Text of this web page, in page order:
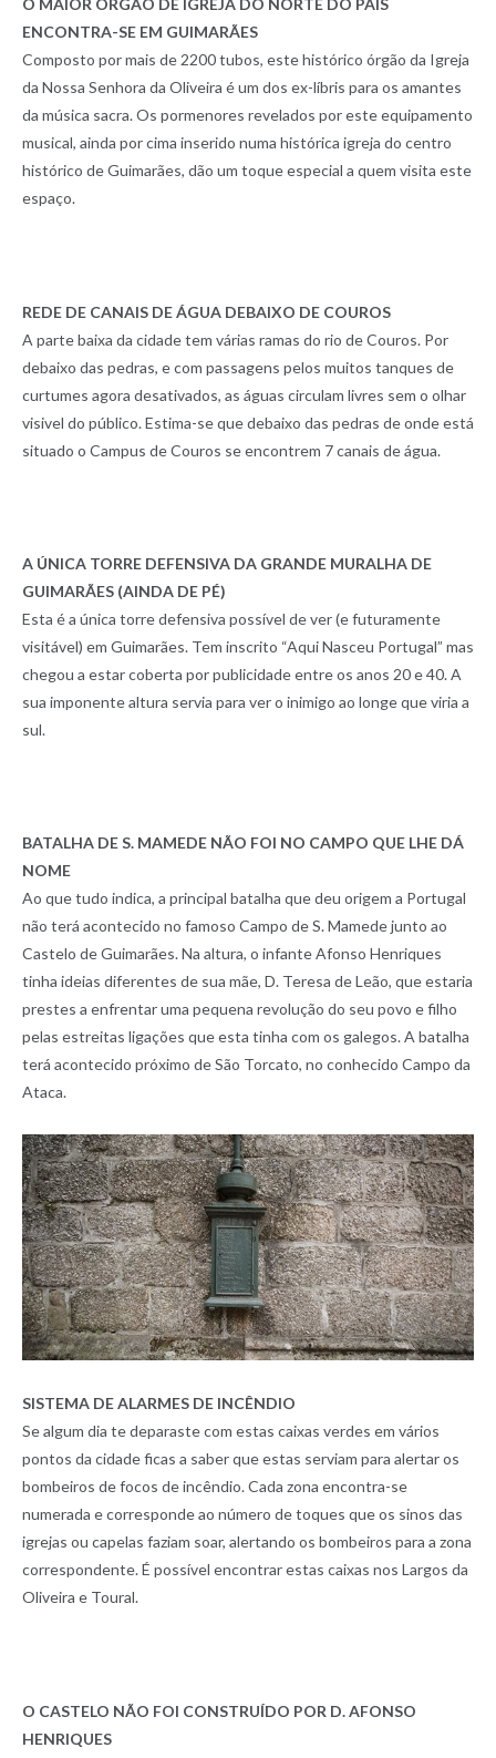
O MAIOR ÓRGÃO DE IGREJA DO NORTE DO PAÍS
ENCONTRA-SE EM GUIMARÃES
Composto por mais de 2200 tubos, este histórico órgão da Igreja
da Nossa Senhora da Oliveira é um dos ex-líbris para os amantes
da música sacra. Os pormenores revelados por este equipamento
musical, ainda por cima inserido numa histórica igreja do centro
histórico de Guimarães, dão um toque especial a quem visita este
espaço.
REDE DE CANAIS DE ÁGUA DEBAIXO DE COUROS
A parte baixa da cidade tem várias ramas do rio de Couros. Por
debaixo das pedras, e com passagens pelos muitos tanques de
curtumes agora desativados, as águas circulam livres sem o olhar
visivel do público. Estima-se que debaixo das pedras de onde está
situado o Campus de Couros se encontrem 7 canais de água.
A ÚNICA TORRE DEFENSIVA DA GRANDE MURALHA DE
GUIMARÃES (AINDA DE PÉ)
Esta é a única torre defensiva possível de ver (e futuramente
visitável) em Guimarães. Tem inscrito “Aqui Nasceu Portugal” mas
chegou a estar coberta por publicidade entre os anos 20 e 40. A
sua imponente altura servia para ver o inimigo ao longe que viria a
sul.
BATALHA DE S. MAMEDE NÃO FOI NO CAMPO QUE LHE DÁ
NOME
Ao que tudo indica, a principal batalha que deu origem a Portugal
não terá acontecido no famoso Campo de S. Mamede junto ao
Castelo de Guimarães. Na altura, o infante Afonso Henriques
tinha ideias diferentes de sua mãe, D. Teresa de Leão, que estaria
prestes a enfrentar uma pequena revolução do seu povo e filho
pelas estreitas ligações que esta tinha com os galegos. A batalha
terá acontecido próximo de São Torcato, no conhecido Campo da
Ataca.
SISTEMA DE ALARMES DE INCÊNDIO
Se algum dia te deparaste com estas caixas verdes em vários
pontos da cidade ficas a saber que estas serviam para alertar os
bombeiros de focos de incêndio. Cada zona encontra-se
numerada e corresponde ao número de toques que os sinos das
igrejas ou capelas faziam soar, alertando os bombeiros para a zona
correspondente. É possível encontrar estas caixas nos Largos da
Oliveira e Toural.
O CASTELO NÃO FOI CONSTRUÍDO POR D. AFONSO
HENRIQUES